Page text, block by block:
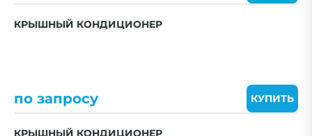
КРЫШНЫЙ КОНДИЦИОНЕР
по запросу КУПИТЬ
КРЫШНЫЙ КОНДИЦИОНЕР